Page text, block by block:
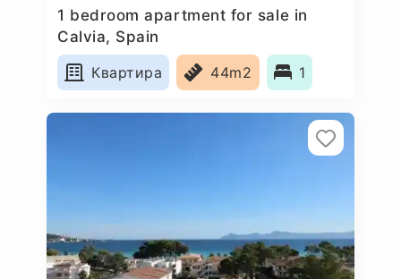
1 bedroom apartment for sale in
Calvia, Spain
Квартира
44m2 1